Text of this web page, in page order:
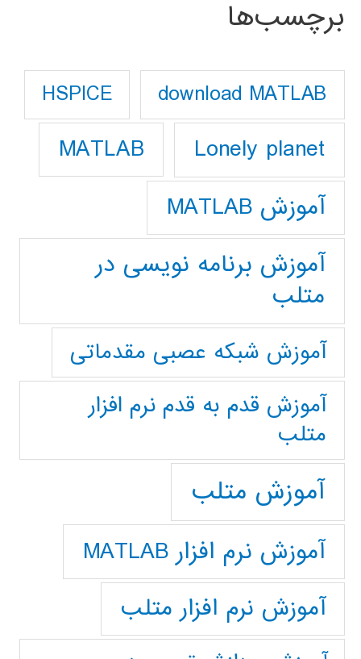
برچسب‌ها
download MATLAB
HSPICE
Lonely planet
MATLAB
آموزش MATLAB
آموزش برنامه نویسی در
متلب
آموزش شبکه عصبی مقدماتی
آموزش قدم به قدم نرم افزار
متلب
آموزش متلب
آموزش نرم افزار MATLAB
آموزش نرم افزار متلب